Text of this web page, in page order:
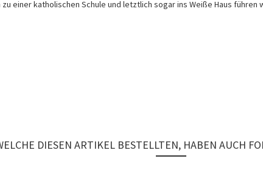
einer katholischen Schule und letztlich sogar ins Weiße Haus führen
DIESEN ARTIKEL BESTELLTEN, HABEN AUCH